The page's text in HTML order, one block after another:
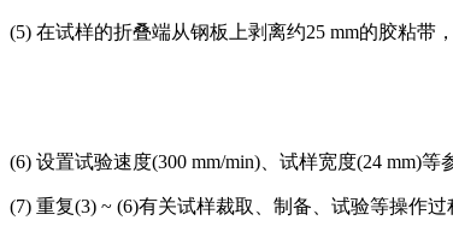
(5) 在试样的折叠端从钢板上剥离约25 mm的胶粘带
(6) 设置试验速度(300 mm/min)、试样宽度(24 mm)
(7) 重复(3) ~ (6)有关试样裁取、制备、试验等操作过